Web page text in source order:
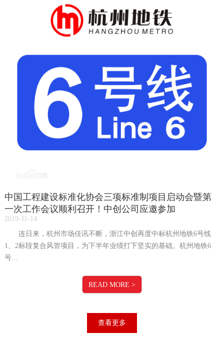
中国工程建设标准化协会三项标准制项目启动会暨第
一次工作会议顺利召开！中创公司应邀参加
2019-11-14
连日来，杭州市场佳讯不断，浙江中创再度中标杭州地铁6号线
1、2标段复合风管项目，为下半年业绩打下坚实的基础。杭州地铁6
号...
READ MORE >
查看更多